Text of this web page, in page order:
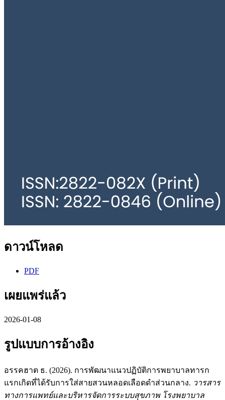
ดาวน์โหลด
PDF
เผยแพร่แล้ว
2026-01-08
รูปแบบการอ้างอิง
อรรคฮาต ธ. (2026). การพัฒนาแนวปฏิบัติการพยาบาลทารก
แรกเกิดที่ได้รับการใส่สายสวนหลอดเลือดดำส่วนกลาง. วารสาร
ทางการแพทย์และบริหารจัดการระบบสุขภาพ โรงพยาบาล